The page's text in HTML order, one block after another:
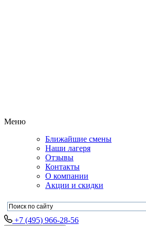
Меню
Ближайшие смены
Наши лагеря
Отзывы
Контакты
О компании
Акции и скидки
+7 (495) 966-28-56